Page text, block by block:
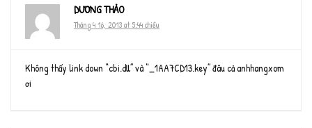
DƯƠNG THẢO
Tháng 4 16, 2013 at 5:44 chiều
Không thấy link down “cbi.dll” và “_1AA7CD13.key” đâu cả anhhangxom
ơi